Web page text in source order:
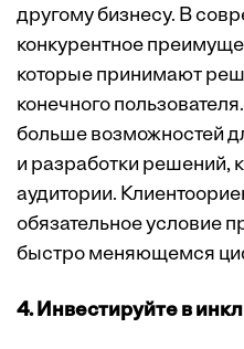
другому бизнесу. В
конкурентное
которые принимают
конечного
больше возможностей
и разработки решений,
аудитории.
обязательное условие
быстро меняющемся
4. Инвестируйте в